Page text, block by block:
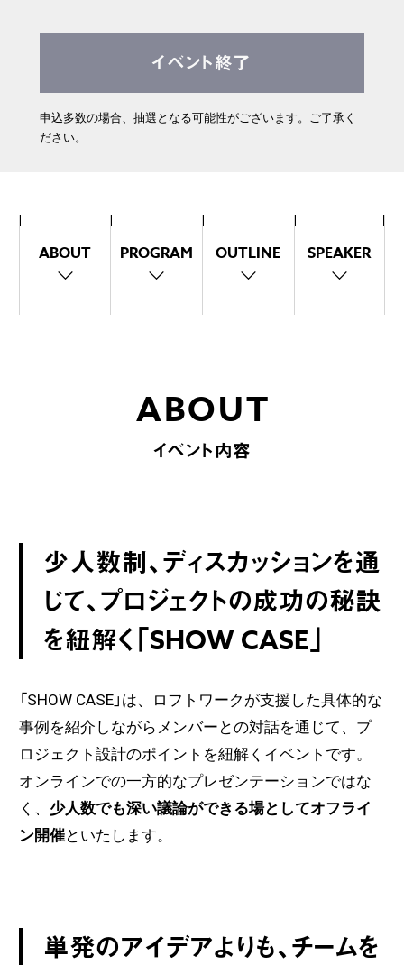
イベント終了
申込多数の場合、抽選となる可能性がございます。ご了承く
ださい。
ABOUT PROGRAM OUTLINE SPEAKER
ABOUT
イベント内容
少人数制、ディスカッションを通
じて、プロジェクトの成功の秘訣
を紐解く「SHOW CASE」
「SHOW CASE」は、ロフトワークが支援した具体的な
事例を紹介しながらメンバーとの対話を通じて、プ
ロジェクト設計のポイントを紐解くイベントです。
オンラインでの一方的なプレゼンテーションではな
く、 少人数でも深い議論ができる場としてオフライ
ン開催といたします。
単発のアイデアよりも、チームを